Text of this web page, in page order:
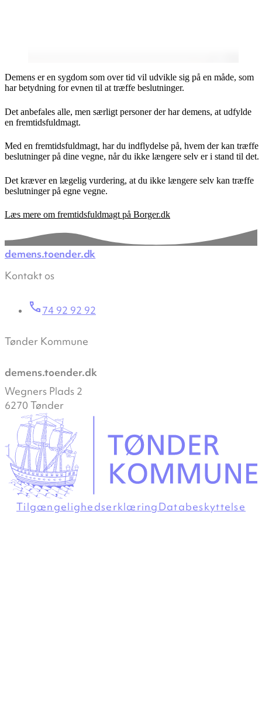
Demens er en sygdom som over tid vil udvikle sig på en måde, som
har betydning for evnen til at træffe beslutninger.
Det anbefales alle, men særligt personer der har demens, at udfylde
en fremtidsfuldmagt.
Med en fremtidsfuldmagt, har du indflydelse på, hvem der kan træffe
beslutninger på dine vegne, når du ikke længere selv er i stand til det.
Det kræver en lægelig vurdering, at du ikke længere selv kan træffe
beslutninger på egne vegne.
Læs mere om fremtidsfuldmagt på Borger.dk
demens.toender.dk
Kontakt os
74 92 92 92
Tønder Kommune
demens.toender.dk
Wegners Plads 2
6270 Tønder
TilgængelighedserklæringDatabeskyttelse